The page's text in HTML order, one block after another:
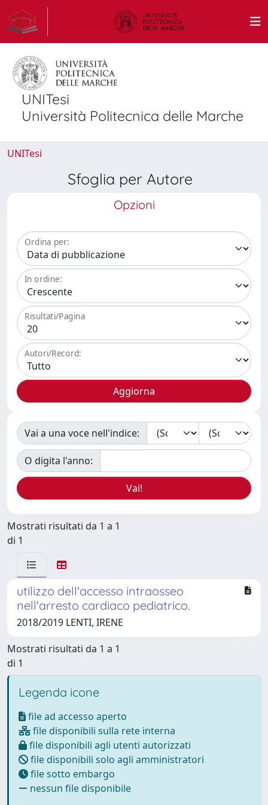
UNITesi
Università Politecnica delle Marche
UNITesi
Sfoglia per Autore
Opzioni
Ordina per:
In ordine:
Risultati/Pagina
Autori/Record:
Vai a una voce nell'indice:
O digita l'anno:
Mostrati risultati da 1 a 1
di 1
utilizzo dell'accesso intraosseo
nell'arresto cardiaco pediatrico.
2018/2019 LENTI, IRENE
Mostrati risultati da 1 a 1
di 1
Legenda icone
file ad accesso aperto
file disponibili sulla rete interna
file disponibili agli utenti autorizzati
file disponibili solo agli amministratori
file sotto embargo
nessun file disponibile